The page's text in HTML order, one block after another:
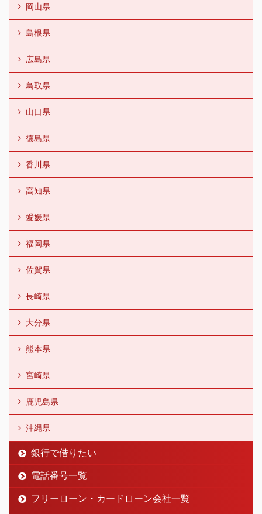
岡山県
島根県
広島県
鳥取県
山口県
徳島県
香川県
高知県
愛媛県
福岡県
佐賀県
長崎県
大分県
熊本県
宮崎県
鹿児島県
沖縄県
銀行で借りたい
電話番号一覧
フリーローン・カードローン会社一覧